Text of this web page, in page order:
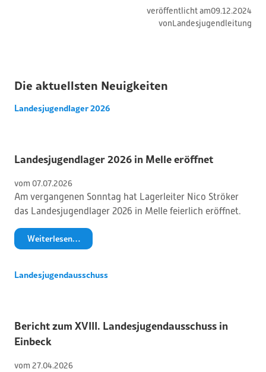
veröffentlicht am09.12.2024
vonLandesjugendleitung
Die aktuellsten Neuigkeiten
Landesjugendlager 2026
Landesjugendlager 2026 in Melle eröffnet
vom 07.07.2026
Am vergangenen Sonntag hat Lagerleiter Nico Ströker
das Landesjugendlager 2026 in Melle feierlich eröffnet.
Weiterlesen…
Landesjugendausschuss
Bericht zum XVIII. Landesjugendausschuss in
Einbeck
vom 27.04.2026